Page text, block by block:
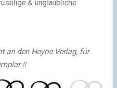
& unglaubliche
an den Heyne Verlag, für
!!